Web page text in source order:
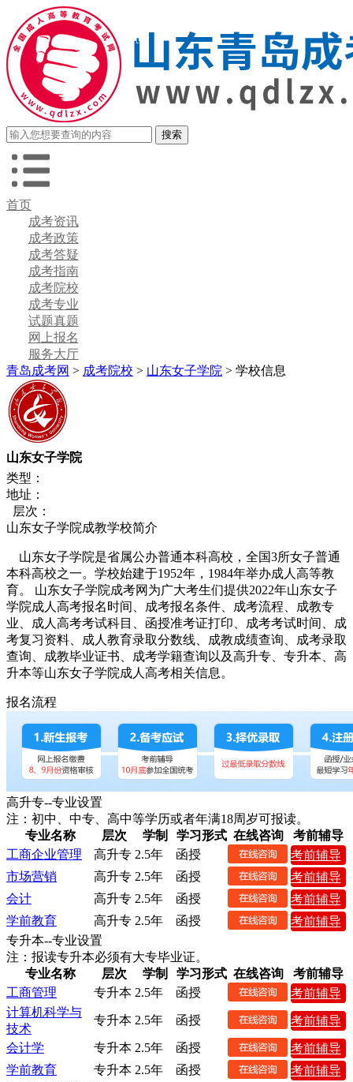
首页
成考资讯
成考政策
成考答疑
成考指南
成考院校
成考专业
试题真题
网上报名
服务大厅
青岛成考网 > 成考院校 > 山东女子学院 > 学校信息
山东女子学院
类型：
地址：
层次：
山东女子学院成教学校简介
山东女子学院是省属公办普通本科高校，全国3所女子普通
本科高校之一。学校始建于1952年，1984年举办成人高等教
育。 山东女子学院成考网为广大考生们提供2022年山东女子
学院成人高考报名时间、成考报名条件、成考流程、成教专
业、成人高考考试科目、函授准考证打印、成考考试时间、成
考复习资料、成人教育录取分数线、成教成绩查询、成考录取
查询、成教毕业证书、成考学籍查询以及高升专、专升本、高
升本等山东女子学院成人高考相关信息。
报名流程
高升专--专业设置
注：初中、中专、高中等学历或者年满18周岁可报读。
专业名称
层次 学制 学习形式 在线咨询
考前辅导
工商企业管理
高升专 2.5年 函授
考前辅导
市场营销
高升专 2.5年 函授
考前辅导
会计
高升专 2.5年 函授
考前辅导
学前教育
高升专 2.5年 函授
考前辅导
专升本--专业设置
注：报读专升本必须有大专毕业证。
专业名称
层次 学制 学习形式 在线咨询
考前辅导
工商管理
专升本 2.5年 函授
考前辅导
计算机科学与
技术
专升本 2.5年 函授
考前辅导
会计学
专升本 2.5年 函授
考前辅导
学前教育
专升本 2.5年 函授
考前辅导